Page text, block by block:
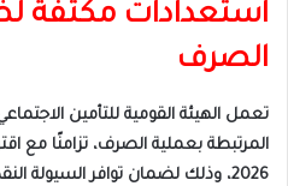
استعدادات مكثفة
الصرف
تعمل الهيئة القومية للتأمين
المرتبطة بعملية الصرف، تزامنًا مع
2026، وذلك لضمان توافر السيولة